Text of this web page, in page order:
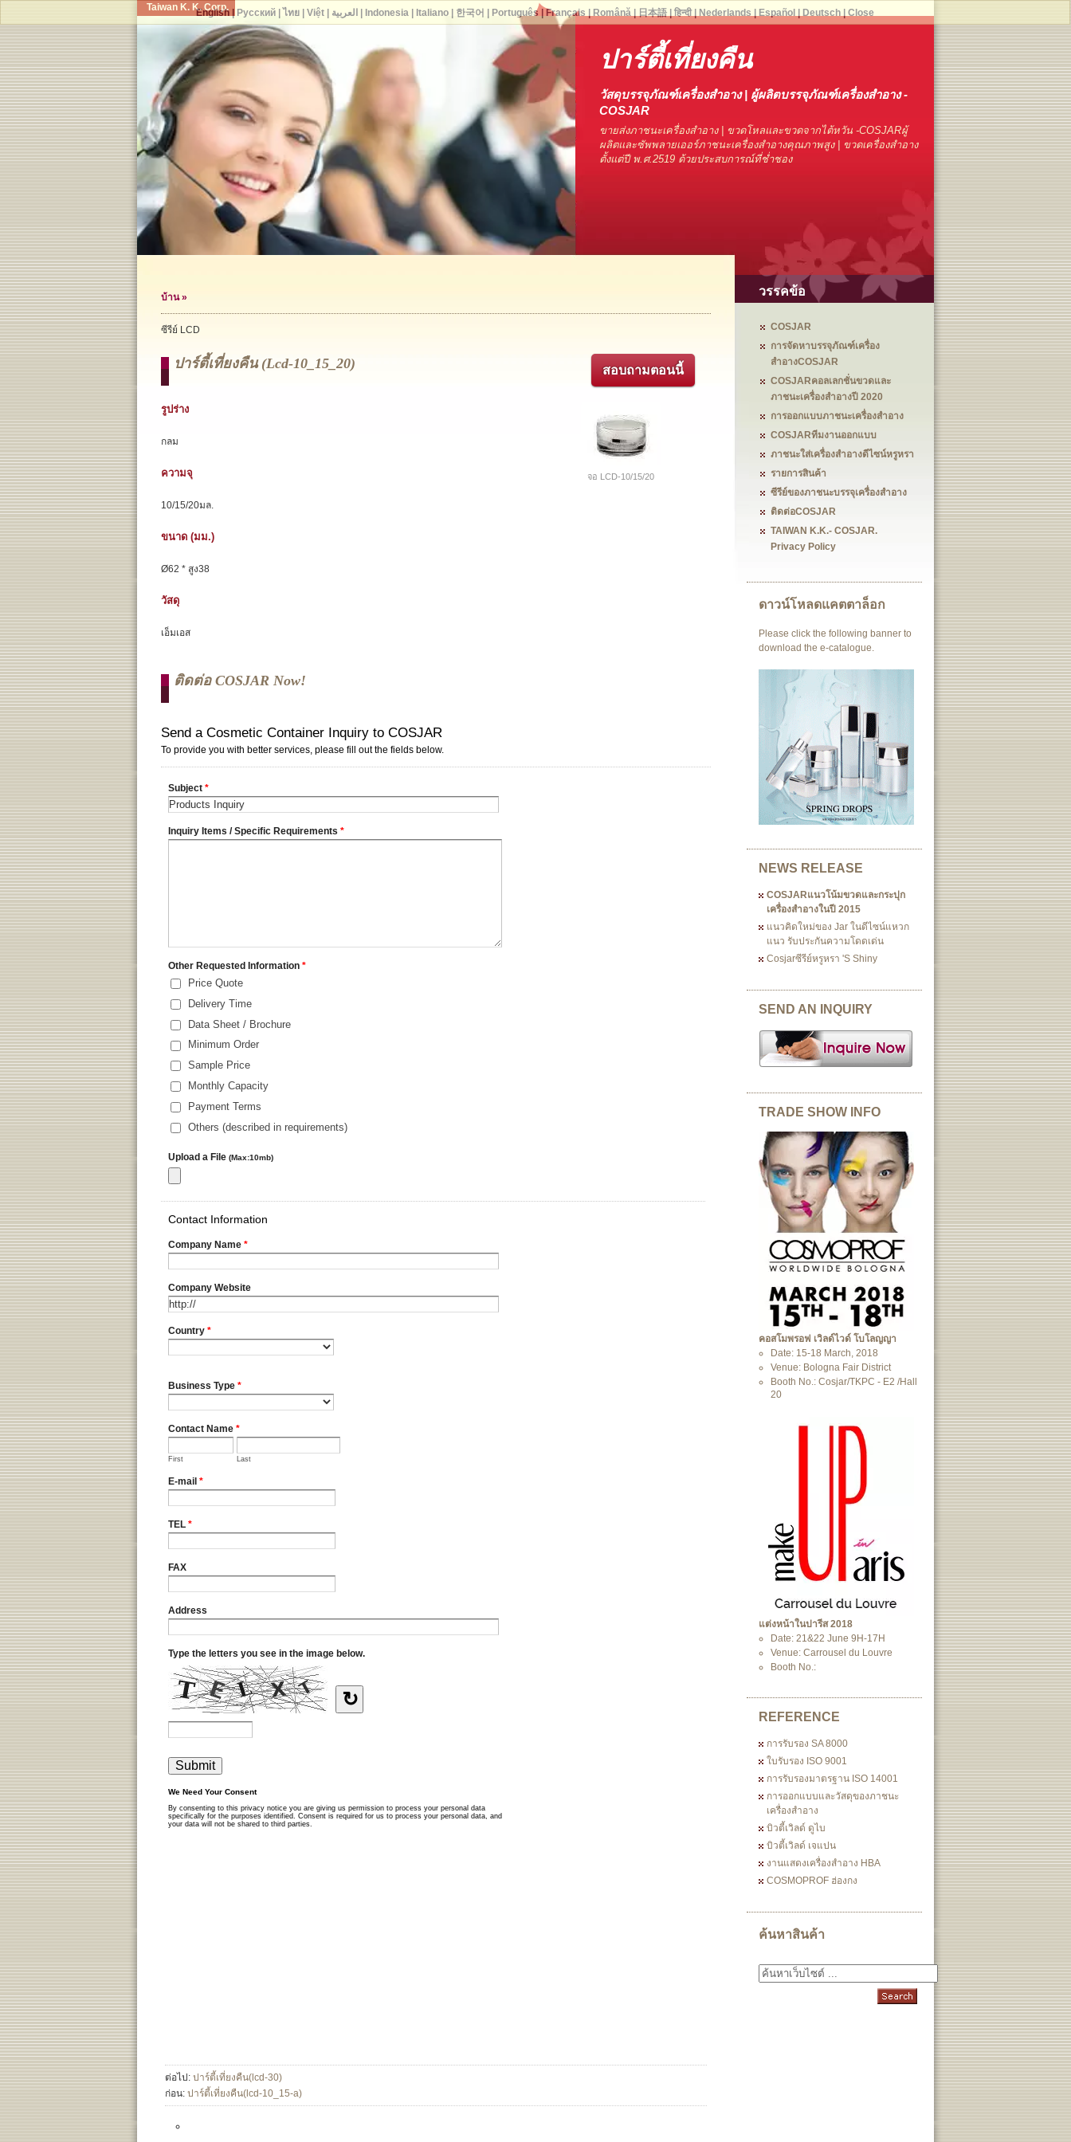
Taiwan K. K. Corp.
ปาร์ตี้เที่ยงคืน
วัสดุบรรจุภัณฑ์เครื่องสำอาง | ผู้ผลิตบรรจุภัณฑ์เครื่องสำอาง -
COSJAR
ขายส่งภาชนะเครื่องสำอาง | ขวดโหลและขวดจากไต้หวัน -COSJARผู้
ผลิตและซัพพลายเออร์ภาชนะเครื่องสำอางคุณภาพสูง | ขวดเครื่องสำอาง
ตั้งแต่ปี พ.ศ.2519 ด้วยประสบการณ์ที่ช่ำชอง
บ้าน»
ซีรีย์ LCD
สอบถามตอนนี้
ปาร์ตี้เที่ยงคืน (lcd-10_15_20)
จอ LCD-10/15/20
รูปร่าง
กลม
ความจุ
10/15/20มล.
ขนาด (มม.)
Ø62 * สูง38
วัสดุ
เอ็มเอส
ติดต่อ COSJAR Now!
ต่อไป: ปาร์ตี้เที่ยงคืน(lcd-30)
ก่อน: ปาร์ตี้เที่ยงคืน(lcd-10_15-a)
วรรคข้อ
COSJAR
การจัดหาบรรจุภัณฑ์เครื่อง
สำอางCOSJAR
COSJARคอลเลกชั่นขวดและ
ภาชนะเครื่องสำอางปี 2020
การออกแบบภาชนะเครื่องสำอาง
COSJARทีมงานออกแบบ
ภาชนะใส่เครื่องสำอางดีไซน์หรูหรา
รายการสินค้า
ซีรีย์ของภาชนะบรรจุเครื่องสำอาง
ติดต่อCOSJAR
TAIWAN K.K.- COSJAR.
Privacy Policy
ดาวน์โหลดแคตตาล็อก
Please click the following banner to
download the e-catalogue.
NEWS RELEASE
COSJARแนวโน้มขวดและกระปุก
เครื่องสำอางในปี 2015
แนวคิดใหม่ของ Jar ในดีไซน์แหวก
แนว รับประกันความโดดเด่น
Cosjarซีรีย์หรูหรา 's Shiny
SEND AN INQUIRY
TRADE SHOW INFO
คอสโมพรอฟ เวิลด์ไวด์ โบโลญญา
Date: 15-18 March, 2018
Venue: Bologna Fair District
Booth No.: Cosjar/TKPC - E2 /Hall
20
แต่งหน้าในปารีส 2018
Date: 21&22 June 9H-17H
Venue: Carrousel du Louvre
Booth No.:
REFERENCE
การรับรอง SA 8000
ใบรับรอง ISO 9001
การรับรองมาตรฐาน ISO 14001
การออกแบบและวัสดุของภาชนะ
เครื่องสำอาง
บิวตี้เวิลด์ ดูไบ
บิวตี้เวิลด์ เจแปน
งานแสดงเครื่องสำอาง HBA
COSMOPROF ฮ่องกง
ค้นหาสินค้า
English| Русский| ไทย| Việt| العربية Indonesia| Italiano| 한국어 Português Français Română| 日本語| हिन्दी| Nederlands Español Deutsch| Close